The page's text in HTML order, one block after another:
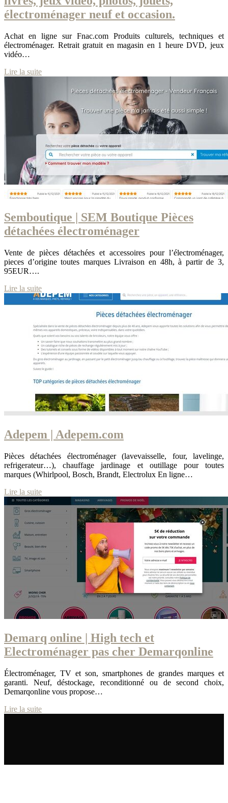
électroména­ger neuf et occasion.
Achat en ligne sur Fnac.com Produits culturels, techniques et
électroménager. Retrait gratuit en magasin en 1 heure DVD, jeux
vidéo…
Lire la suite
Semboutique | SEM Boutique Pièces
détachées électroména­ger
Vente de pièces détachées et accessoires pour l’électroménager,
pieces d’origine toutes marques Livraison en 48h, à partir de 3,
95EUR….
Lire la suite
Adepem | Adepem.com
Pièces détachées électroménager (lavevaisselle, four, lavelinge,
refrigerateur…), chauffage jardinage et outillage pour toutes
marques (Whirlpool, Bosch, Brandt, Electrolux En ligne…
Lire la suite
Demarq online | High tech et
Electroména­ger pas cher Demarqonline
Électroménager, TV et son, smartphones de grandes marques et
garanti. Neuf, déstockage, reconditionné ou de second choix,
Demarqonline vous propose…
Lire la suite